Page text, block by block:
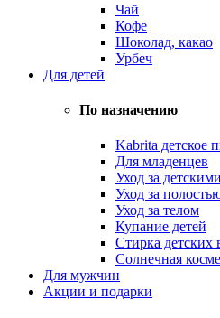
Чай
Кофе
Шоколад, какао
Урбеч
Для детей
По назначению
Kabrita детское
Для младенцев
Уход за
Уход за
Уход за телом
Купание детей
Стирка детских
Солнечная
Для мужчин
Акции и подарки